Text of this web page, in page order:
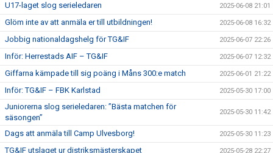
U17-laget slog serieledaren 2025-06-08 21:01
Glöm inte av att anmäla er till utbildningen! 2025-06-08 16:32
Jobbig nationaldagshelg för TG&IF 2025-06-07 22:26
Inför: Herrestads AIF – TG&IF 2025-06-07 12:32
Giffarna kämpade till sig poäng i Måns 300:e match 2025-06-01 21:22
Inför: TG&IF – FBK Karlstad 2025-05-30 17:00
Juniorerna slog serieledaren: ”Bästa matchen för
säsongen”
2025-05-30 11:42
Dags att anmäla till Camp Ulvesborg! 2025-05-30 11:23
TG&IF utslaget ur distriksmästerskapet 2025-05-28 22:27